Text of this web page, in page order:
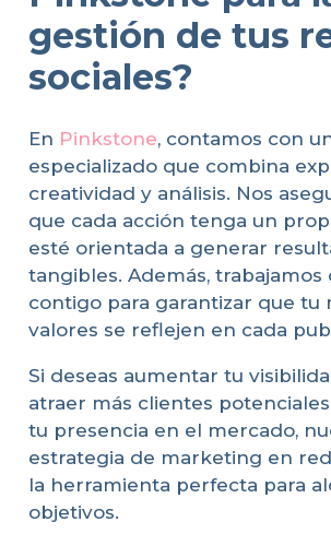
gestión de tus
sociales?
En Pinkstone, contamos con
especializado que combina
creatividad y análisis. Nos
que cada acción tenga un
esté orientada a generar
tangibles. Además, trabajamos
contigo para garantizar que tu
valores se reflejen en cada
Si deseas aumentar tu
atraer más clientes
tu presencia en el mercado,
estrategia de marketing en
la herramienta perfecta para
objetivos.